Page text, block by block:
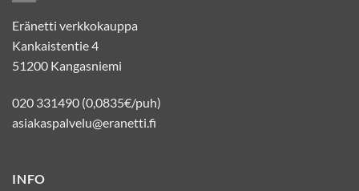
Eränetti verkkokauppa
Kankaistentie 4
51200 Kangasniemi
020 331490 (0,0835€/puh)
asiakaspalvelu@eranetti.fi
INFO